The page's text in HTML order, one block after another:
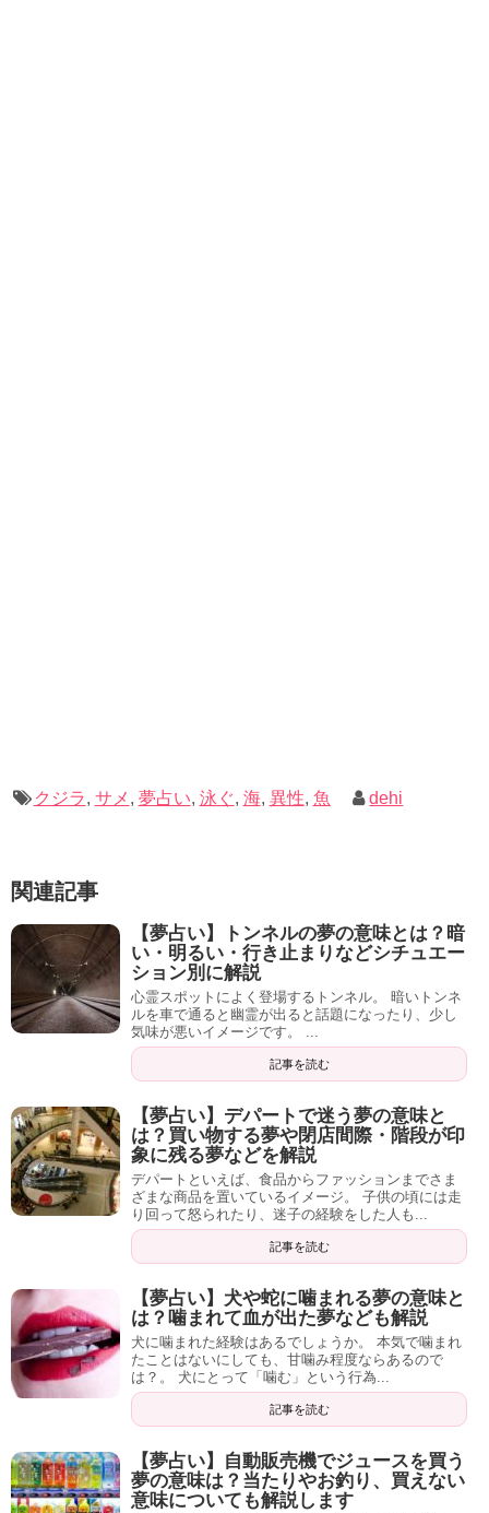
クジラ, サメ , 夢占い, 泳ぐ, 海, 異性, 魚 dehi
関連記事
【夢占い】トンネルの夢の意味とは？暗
い・明るい・行き止まりなどシチュエー
ション別に解説
心霊スポットによく登場するトンネル。 暗いトンネ
ルを車で通ると幽霊が出ると話題になったり、少し
気味が悪いイメージです。 ...
記事を読む
【夢占い】デパートで迷う夢の意味と
は？買い物する夢や閉店間際・階段が印
象に残る夢などを解説
デパートといえば、食品からファッションまでさま
ざまな商品を置いているイメージ。 子供の頃には走
り回って怒られたり、迷子の経験をした人も...
記事を読む
【夢占い】犬や蛇に噛まれる夢の意味と
は？噛まれて血が出た夢なども解説
犬に噛まれた経験はあるでしょうか。 本気で噛まれ
たことはないにしても、甘噛み程度ならあるので
は？。 犬にとって「噛む」という行為...
記事を読む
【夢占い】自動販売機でジュースを買う
夢の意味は？当たりやお釣り、買えない
意味についても解説します